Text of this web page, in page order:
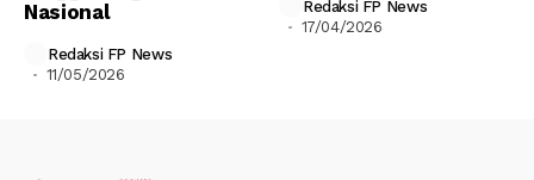
Nasional
Redaksi FP News
11/05/2026
Redaksi FP News
17/04/2026